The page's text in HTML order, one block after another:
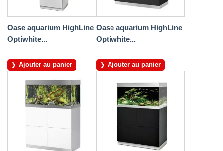
Oase aquarium HighLine
Optiwhite...
Ajouter au panier
Oase aquarium HighLine
Optiwhite...
Ajouter au panier